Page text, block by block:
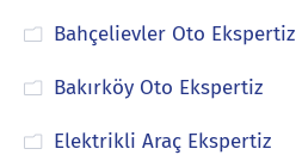
Bahçelievler Oto Ekspertiz
Bakırköy Oto Ekspertiz
Elektrikli Araç Ekspertiz